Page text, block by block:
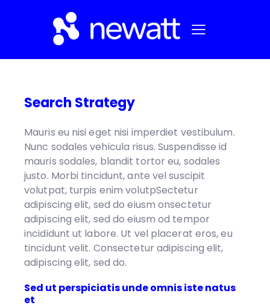
Search Strategy
Mauris eu nisi eget nisi imperdiet vestibulum.
Nunc sodales vehicula risus. Suspendisse id
mauris sodales, blandit tortor eu, sodales
justo. Morbi tincidunt, ante vel suscipit
volutpat, turpis enim volutpSectetur
adipiscing elit, sed do eiusm onsectetur
adipiscing elit, sed do eiusm od tempor
incididunt ut labore. Ut vel placerat eros, eu
tincidunt velit. Consectetur adipiscing elit,
adipiscing elit, sed do.
Sed ut perspiciatis unde omnis iste natus
et